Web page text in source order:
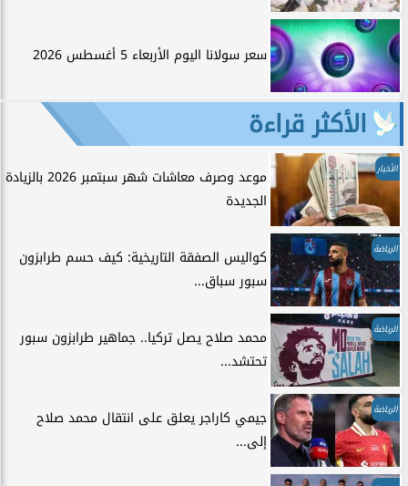
سعر سولانا اليوم الأربعاء 5 أغسطس 2026
الأكثر قراءة
الأخبار
موعد وصرف معاشات شهر سبتمبر 2026 بالزيادة
الجديدة
الرياضة
كواليس الصفقة التاريخية: كيف حسم طرابزون
سبور سباق...
الرياضة
محمد صلاح يصل تركيا.. جماهير طرابزون سبور
تحتشد...
الرياضة
جيمي كاراجر يعلق على انتقال محمد صلاح
إلى...